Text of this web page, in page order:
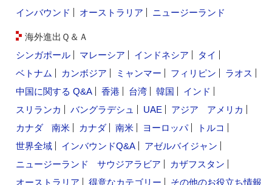
インバウンド
オーストラリア ニュージーランド
海外進出Ｑ＆Ａ
シンガポール
マレーシア インドネシア
タイ
ベトナム
カンボジア ミャンマー フィリピン
ラオス
中国に関する Q&A
香港 台湾 韓国
インド
スリランカ
バングラデシュ UAE アジア
アメリカ
カナダ
南米 カナダ 南米 ヨーロッパ
トルコ
世界全域
インバウンドQ&A
アゼルバイジャン
ニュージーランド
サウジアラビア
カザフスタン
オーストラリア
得意なカテゴリー その他のお役立ち情報